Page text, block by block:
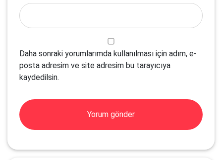
Daha sonraki yorumlarımda kullanılması için adım, e-
posta adresim ve site adresim bu tarayıcıya
kaydedilsin.